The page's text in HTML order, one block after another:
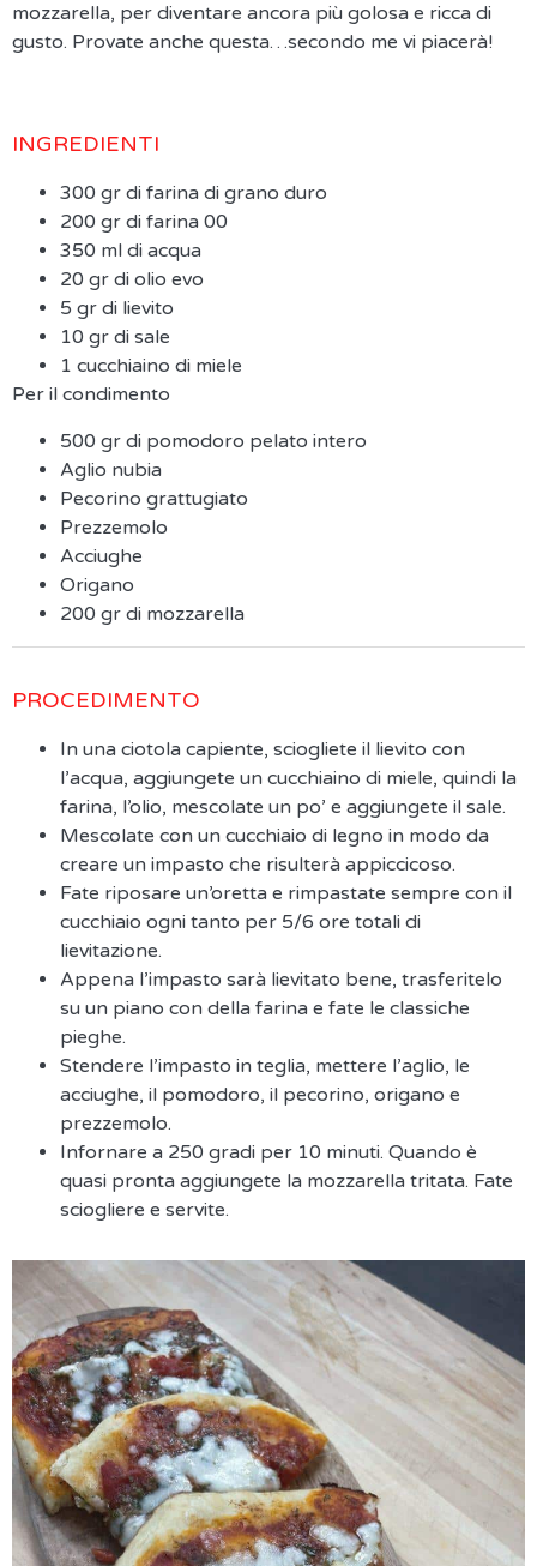
mozzarella, per diventare ancora più golosa e ricca di
gusto. Provate anche questa…secondo me vi piacerà!
INGREDIENTI
300 gr di farina di grano duro
200 gr di farina 00
350 ml di acqua
20 gr di olio evo
5 gr di lievito
10 gr di sale
1 cucchiaino di miele
Per il condimento
500 gr di pomodoro pelato intero
Aglio nubia
Pecorino grattugiato
Prezzemolo
Acciughe
Origano
200 gr di mozzarella
PROCEDIMENTO
In una ciotola capiente, sciogliete il lievito con
l’acqua, aggiungete un cucchiaino di miele, quindi la
farina, l’olio, mescolate un po’ e aggiungete il sale.
Mescolate con un cucchiaio di legno in modo da
creare un impasto che risulterà appiccicoso.
Fate riposare un’oretta e rimpastate sempre con il
cucchiaio ogni tanto per 5/6 ore totali di
lievitazione.
Appena l’impasto sarà lievitato bene, trasferitelo
su un piano con della farina e fate le classiche
pieghe.
Stendere l’impasto in teglia, mettere l’aglio, le
acciughe, il pomodoro, il pecorino, origano e
prezzemolo.
Infornare a 250 gradi per 10 minuti. Quando è
quasi pronta aggiungete la mozzarella tritata. Fate
sciogliere e servite.